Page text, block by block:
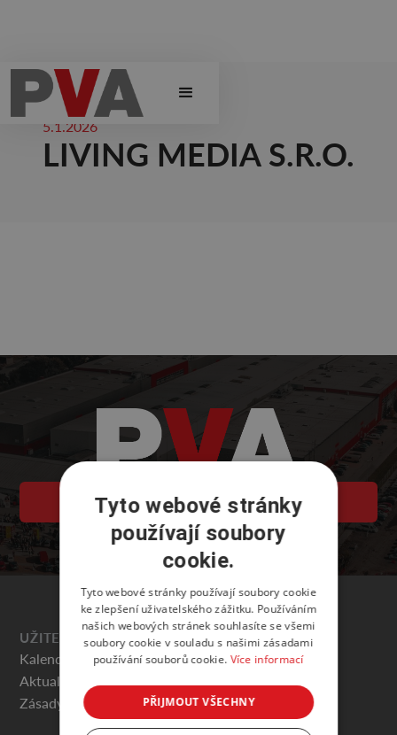
5.1.2026
LIVING MEDIA S.R.O.
PVA EXPO PRAHA
UŽITEČNÉ
Kalendář akcí
Aktuality
Zásady ochrany osobních údajů
Tyto webové stránky
používají soubory
cookie.
Tyto webové stránky používají soubory cookie
ke zlepšení uživatelského zážitku. Používáním
našich webových stránek souhlasíte se všemi
soubory cookie v souladu s našimi zásadami
používání souborů cookie. Více informací
PŘIJMOUT VŠECHNY